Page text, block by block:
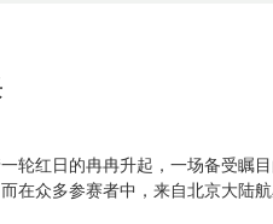
轮红日的冉冉升起，一场备受瞩
在众多参赛者中，来自北京大陆